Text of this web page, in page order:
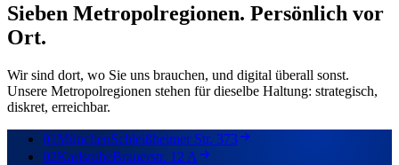
Sieben Metropolregionen. Persönlich vor
Ort.
Wir sind dort, wo Sie uns brauchen, und digital überall sonst.
Unsere Metropolregionen stehen für dieselbe Haltung: strategisch,
diskret, erreichbar.
01MünchenSchleißheimer Str. 373
02KarlsruheBrauerstr. 12 A